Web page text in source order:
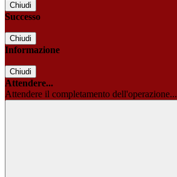
Chiudi
Successo
Chiudi
Informazione
Chiudi
Attendere...
Attendere il completamento dell'operazione...